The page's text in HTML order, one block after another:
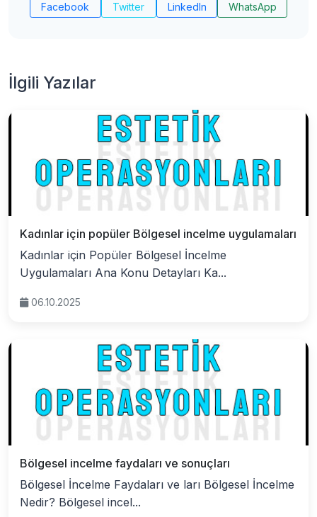
Facebook Twitter LinkedIn WhatsApp
İlgili Yazılar
Kadınlar için popüler Bölgesel incelme uygulamaları
Kadınlar için Popüler Bölgesel İncelme
Uygulamaları Ana Konu Detayları Ka...
06.10.2025
Bölgesel incelme faydaları ve sonuçları
Bölgesel İncelme Faydaları ve ları Bölgesel İncelme
Nedir? Bölgesel incel...